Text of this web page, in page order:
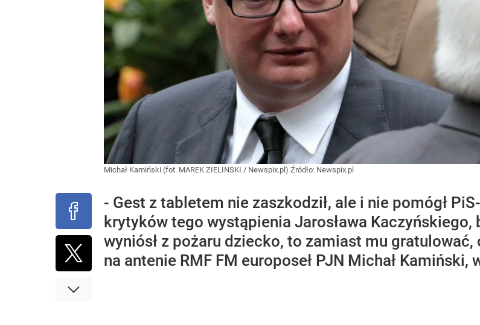
Michał Kamiński (fot. MAREK ZIELINSKI / Newspix.pl) Źródło: Newspix.pl
- Gest z tabletem nie zaszkodził, ale i nie pomógł
krytyków tego wystąpienia Jarosława
wyniósł z pożaru dziecko, to zamiast mu
na antenie RMF FM europoseł PJN Michał